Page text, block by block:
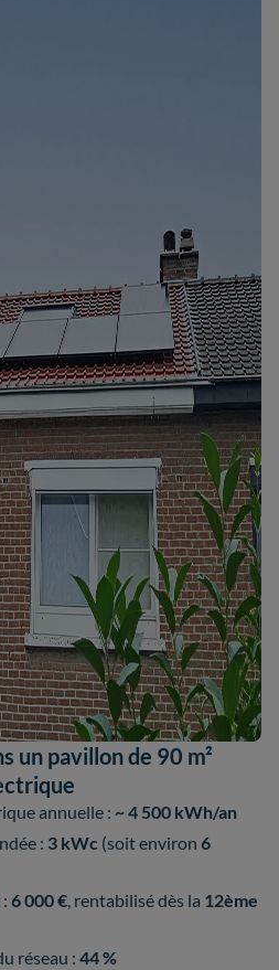
un pavillon de 90 m²
annuelle : ~ 4 500 kWh/an
: 3 kWc (soit environ 6
6 000 €, rentabilisé dès la 12ème
réseau : 44 %